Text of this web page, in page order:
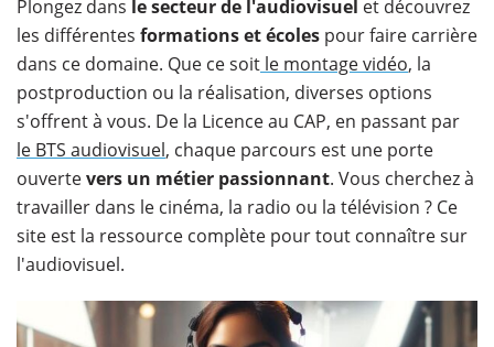
Plongez dans le secteur de l'audiovisuel et découvrez
les différentes formations et écoles pour faire carrière
dans ce domaine. Que ce soit le montage vidéo, la
postproduction ou la réalisation, diverses options
s'offrent à vous. De la Licence au CAP, en passant par
le BTS audiovisuel, chaque parcours est une porte
ouvertevers un métier passionnant. Vous cherchez à
travailler dans le cinéma, la radio ou la télévision ? Ce
site est la ressource complète pour tout connaître sur
l'audiovisuel.